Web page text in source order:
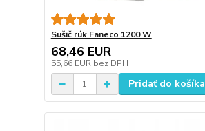
Sušič rúk Faneco 1200 W
68,46 EUR
55,66 EUR bez DPH
Pridať do košíka